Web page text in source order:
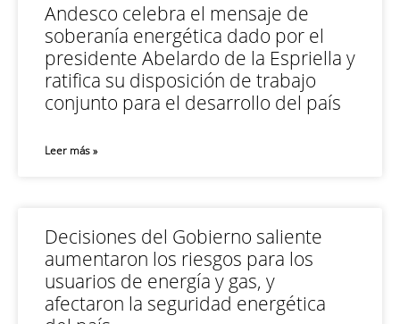
Andesco celebra el mensaje de
soberanía energética dado por el
presidente Abelardo de la Espriella y
ratifica su disposición de trabajo
conjunto para el desarrollo del país
Leer más »
Decisiones del Gobierno saliente
aumentaron los riesgos para los
usuarios de energía y gas, y
afectaron la seguridad energética